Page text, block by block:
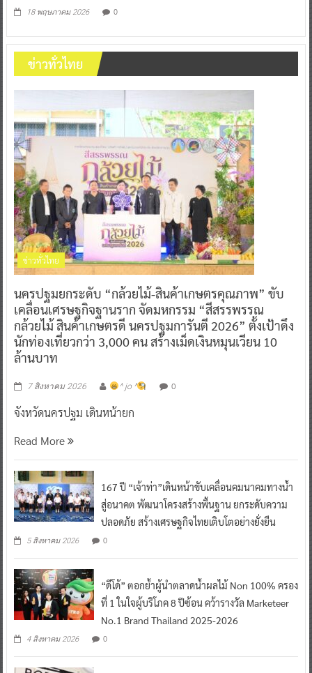
18 พฤษภาคม 2026 0
ข่าวทั่วไทย
ข่าวทั่วไทย
นครปฐมยกระดับ “กล้วยไม้-สินค้าเกษตรคุณภาพ” ขับ
เคลื่อนเศรษฐกิจฐานราก จัดมหกรรม “สีสรรพรรณ
กล้วยไม้ สินค้าเกษตรดี นครปฐมการันตี 2026” ตั้งเป้าดึง
นักท่องเที่ยวกว่า 3,000 คน สร้างเม็ดเงินหมุนเวียน 10
ล้านบาท
7 สิงหาคม 2026 ^ jo ^ 0
จังหวัดนครปฐม เดินหน้ายก
Read More
167 ปี “เจ้าท่า”เดินหน้าขับเคลื่อนคมนาคมทางน้ำ
สู่อนาคต พัฒนาโครงสร้างพื้นฐาน ยกระดับความ
ปลอดภัย สร้างเศรษฐกิจไทยเติบโตอย่างยั่งยืน
5 สิงหาคม 2026 0
“ดีโด้” ตอกย้ำผู้นำตลาดน้ำผลไม้ Non 100% ครอง
ที่ 1 ในใจผู้บริโภค 8 ปีซ้อน คว้ารางวัล Marketeer
No.1 Brand Thailand 2025-2026
4 สิงหาคม 2026 0